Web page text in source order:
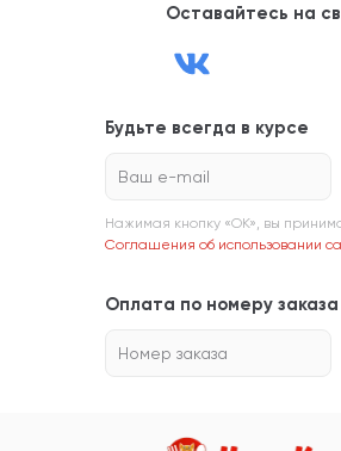
Оставайтесь на
Будьте всегда в курсе
Ваш e-mail
Нажимая кнопку «ОК», вы
Соглашения об использовании
Оплата по номеру заказа
Номер заказа